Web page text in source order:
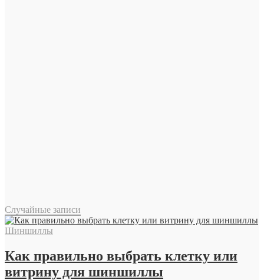
Случайные записи
Шиншиллы
Как правильно выбрать клетку или
витрину для шиншиллы